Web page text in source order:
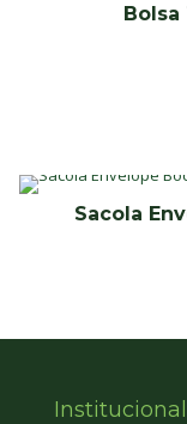
Bolsa
Sacola
Institucional